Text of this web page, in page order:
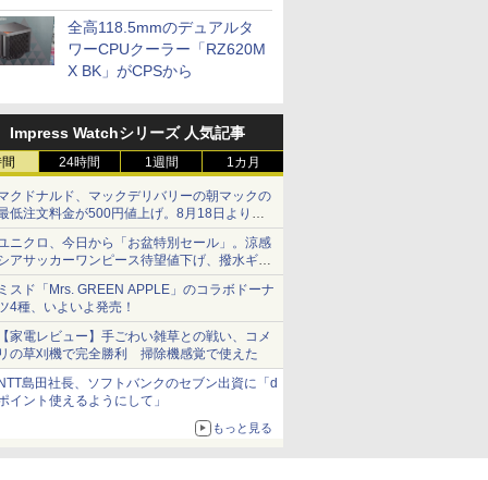
プに5インチ液晶搭載
全高118.5mmのデュアルタ
ワーCPUクーラー「RZ620M
X BK」がCPSから
Impress Watchシリーズ 人気記事
24時間 1週間 1カ月
クドナルド、マックデリバリーの朝マックの
低注文料金が500円値上げ。8月18日より
円から受付
ニクロ、今日から「お盆特別セール」。涼感
アサッカーワンピース待望値下げ、撥水ギア
ョーツは1990円に
スド「Mrs. GREEN APPLE」のコラボドーナ
4種、いよいよ発売！
家電レビュー】手ごわい雑草との戦い、コメ
の草刈機で完全勝利 掃除機感覚で使えた
島田社長、ソフトバンクのセブン出資に「d
イント使えるようにして」
もっと見る